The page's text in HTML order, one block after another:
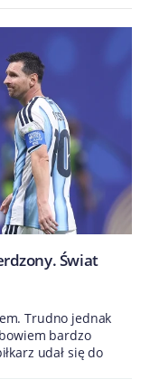
Świat
Trudno jednak
bardzo
udał się do